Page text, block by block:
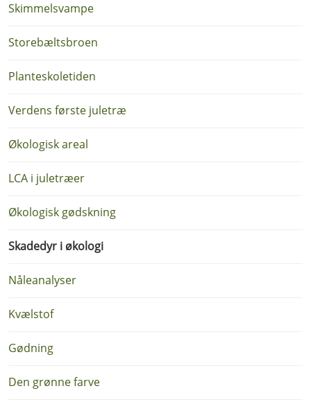
Skimmelsvampe
Storebæltsbroen
Planteskoletiden
Verdens første juletræ
Økologisk areal
LCA i juletræer
Økologisk gødskning
Skadedyr i økologi
Nåleanalyser
Kvælstof
Gødning
Den grønne farve